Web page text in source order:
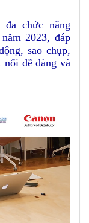
chức năng
2023, đáp
sao chụp,
dễ dàng và